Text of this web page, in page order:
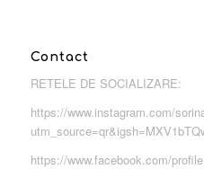
Contact
RETELE DE SOCIALIZARE:
https://www.instagram.com/
https://www.facebook.com/